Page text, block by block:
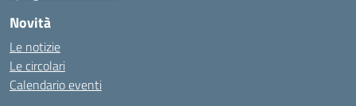
Novità
Le notizie
Le circolari
Calendario eventi